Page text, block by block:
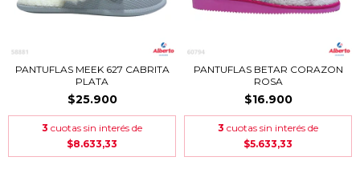
PANTUFLAS MEEK 627 CABRITA
PLATA
$25.900
3 cuotas sin interés de
$8.633,33
PANTUFLAS BETAR CORAZON
ROSA
$16.900
3 cuotas sin interés de
$5.633,33